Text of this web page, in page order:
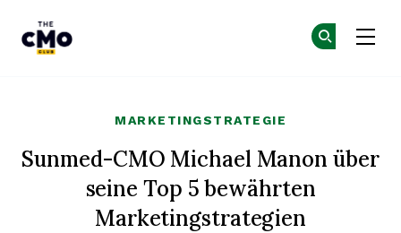
MARKETINGSTRATEGIE
Sunmed-CMO Michael Manon über
seine Top 5 bewährten
Marketingstrategien